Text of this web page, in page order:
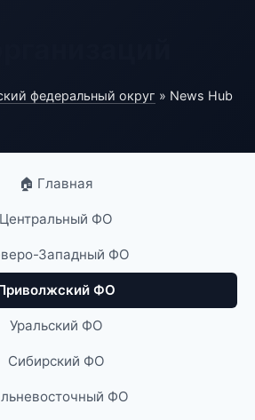
федеральный округ » News Hub
🏠 Главная
Центральный ФО
Западный ФО
ФО
Уральский ФО
Сибирский ФО
ФО